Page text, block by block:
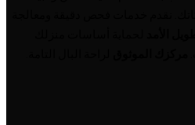
نقدم خدمات فحص دقيقة ومعالجة